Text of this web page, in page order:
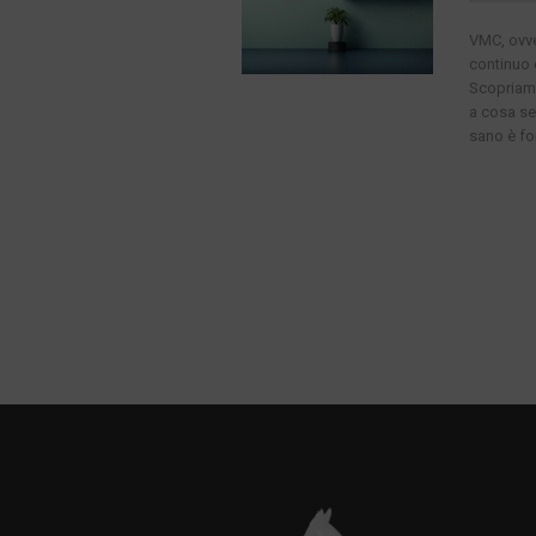
VMC,
continuo
a cosa
sano è